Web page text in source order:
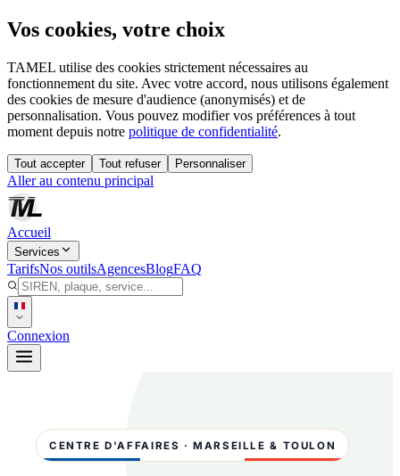
Vos cookies, votre choix
TAMEL utilise des cookies strictement nécessaires au
fonctionnement du site. Avec votre accord, nous utilisons également
des cookies de mesure d'audience (anonymisés) et de
personnalisation. Vous pouvez modifier vos préférences à tout
moment depuis notre politique de confidentialité.
Tout accepter Tout refuser Personnaliser
Aller au contenu principal
Accueil
Services
TarifsNos outilsAgencesBlogFAQ
Connexion
CENTRE D'AFFAIRES · MARSEILLE & TOULON